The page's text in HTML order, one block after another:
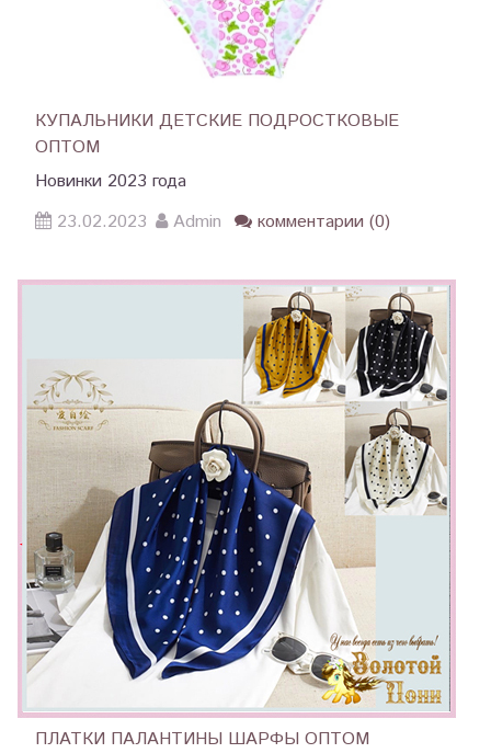
КУПАЛЬНИКИ ДЕТСКИЕ ПОДРОСТКОВЫЕ
ОПТОМ
Новинки 2023 года
23.02.2023
Admin комментарии (0)
ПЛАТКИ ПАЛАНТИНЫ ШАРФЫ ОПТОМ